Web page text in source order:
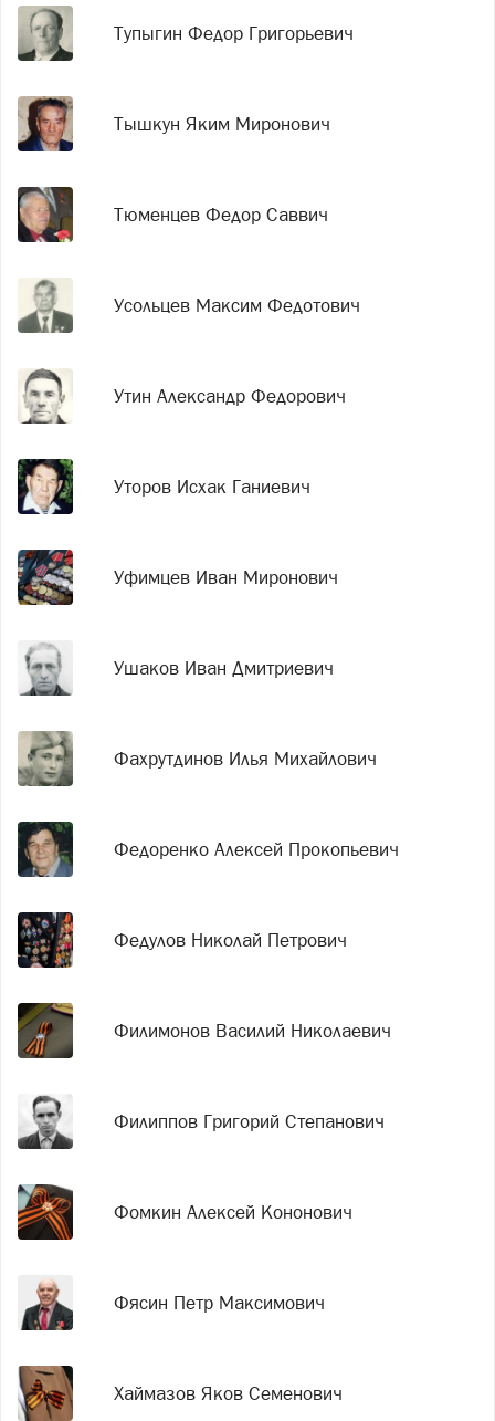
Тупыгин Федор Григорьевич
Тышкун Яким Миронович
Тюменцев Федор Саввич
Усольцев Максим Федотович
Утин Александр Федорович
Уторов Исхак Ганиевич
Уфимцев Иван Миронович
Ушаков Иван Дмитриевич
Фахрутдинов Илья Михайлович
Федоренко Алексей Прокопьевич
Федулов Николай Петрович
Филимонов Василий Николаевич
Филиппов Григорий Степанович
Фомкин Алексей Кононович
Фясин Петр Максимович
Хаймазов Яков Семенович